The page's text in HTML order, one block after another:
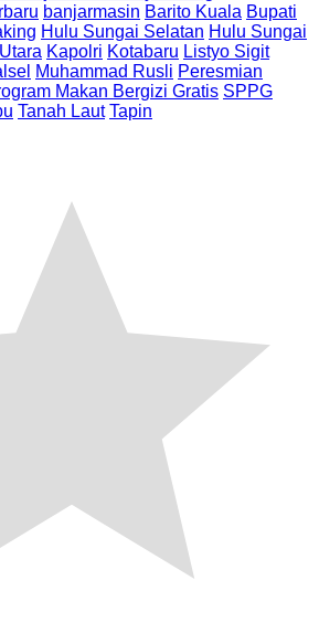
banjarmasin Barito Kuala Bupati
Hulu Sungai Selatan Hulu Sungai
Kapolri Kotabaru Listyo Sigit
Muhammad Rusli Peresmian
Makan Bergizi Gratis SPPG
Tanah Laut Tapin